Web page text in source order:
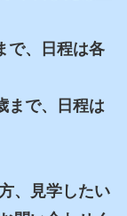
で、日程は各
まで、日程は
、見学したい